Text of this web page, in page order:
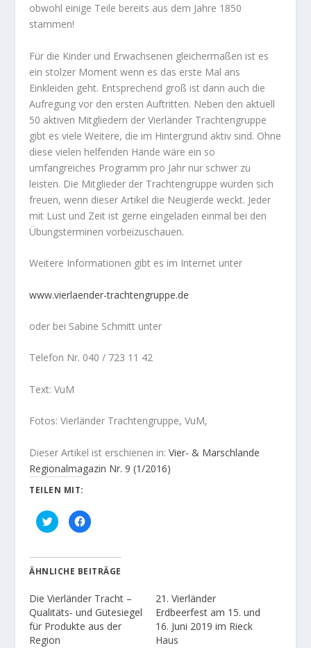
obwohl einige Teile bereits aus dem Jahre 1850
stammen!
Für die Kinder und Erwachsenen gleichermaßen ist es
ein stolzer Moment wenn es das erste Mal ans
Einkleiden geht. Entsprechend groß ist dann auch die
Aufregung vor den ersten Auftritten. Neben den aktuell
50 aktiven Mitgliedern der Vierländer Trachtengruppe
gibt es viele Weitere, die im Hintergrund aktiv sind. Ohne
diese vielen helfenden Hände wäre ein so
umfangreiches Programm pro Jahr nur schwer zu
leisten. Die Mitglieder der Trachtengruppe würden sich
freuen, wenn dieser Artikel die Neugierde weckt. Jeder
mit Lust und Zeit ist gerne eingeladen einmal bei den
Übungsterminen vorbeizuschauen.
Weitere Informationen gibt es im Internet unter
www.vierlaender-trachtengruppe.de
oder bei Sabine Schmitt unter
Telefon Nr. 040 / 723 11 42
Text: VuM
Fotos: Vierländer Trachtengruppe, VuM,
Dieser Artikel ist erschienen in:Vier- & Marschlande
Regionalmagazin Nr. 9 (1/2016)
TEILEN MIT:
K
l
,
u
m
b
e
r
T
w
i
t
K
l
,
u
m
u
f
F
a
c
ÄHNLICHE BEITRÄGE
Die Vierländer Tracht –
Qualitäts- und Gütesiegel
für Produkte aus der
Region
21. Vierländer
Erdbeerfest am 15. und
16. Juni 2019 im Rieck
Haus